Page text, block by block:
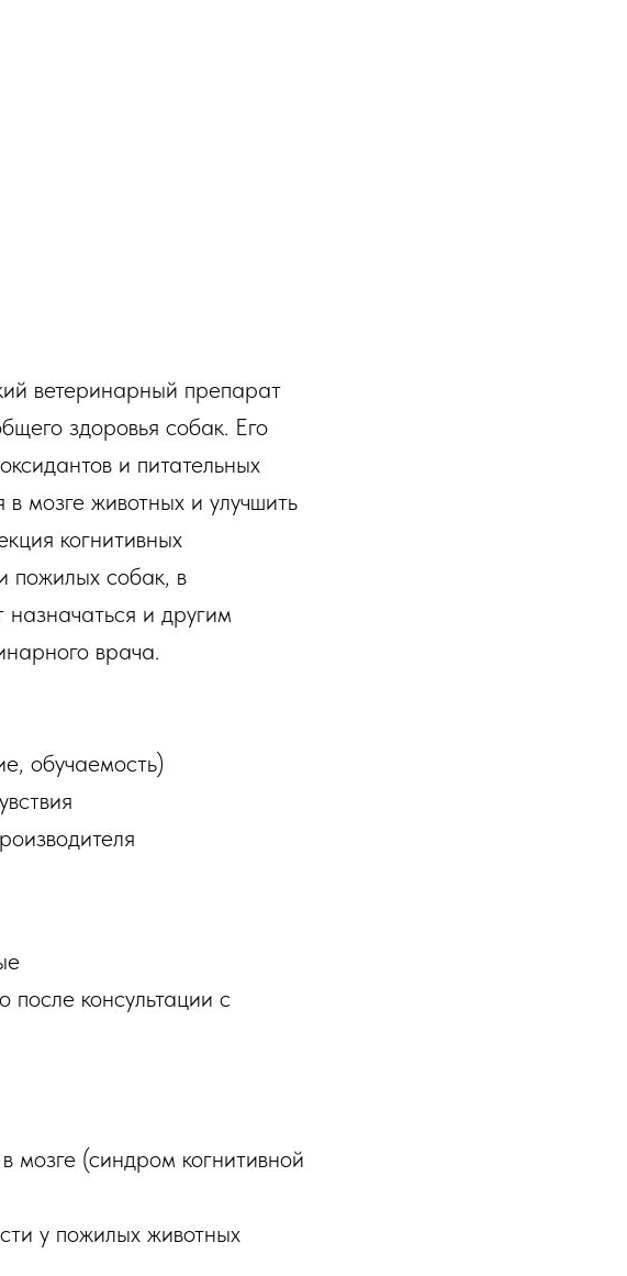
ветеринарный препарат
здоровья собак. Его
и питательных
мозге животных и улучшить
когнитивных
пожилых собак, в
и другим
врача.
обучаемость)
консультации с
мозге (синдром когнитивной
у пожилых животных